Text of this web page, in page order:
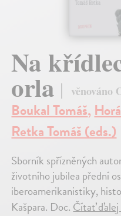
Na
orla věnováno
Boukal Tomáš,
Retka Tomáš (eds.)
Sborník spřízněných
životního jubilea přední
iberoamerikanistiky,
Kašpara. Doc. Čítať ďalej